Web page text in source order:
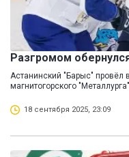
Разгромом
Астанинский "Барыс" провёл
магнитогорского "Металлурга"
18 сентября 2025, 23:09